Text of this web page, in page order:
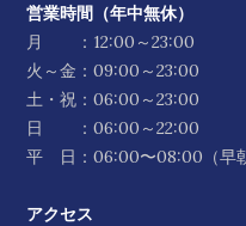
営業時間（年中無休）
月 ：12:00～23:00
火～金：09:00～23:00
土・祝：06:00～23:00
日 ：06:00～22:00
平 日：06:00〜08:00（早朝
アクセス